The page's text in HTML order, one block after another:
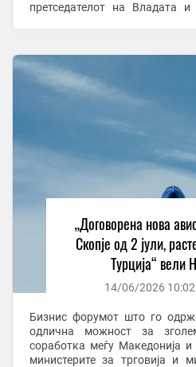
претседателот на Владата и
„Договорена нова
Скопје од 2 јули,
Турција“ вели
14/06/2026 10:02
Бизнис форумот што го
одлична можност за
соработка меѓу Македонија
министерите за трговија и